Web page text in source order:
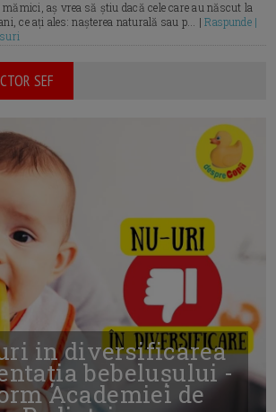
mămici, aș vrea să știu dacă cele care au născut la
ce ați ales: nașterea naturală sau p... |Raspunde |
SEF
in diversificarea
bebelușului -
Academiei de